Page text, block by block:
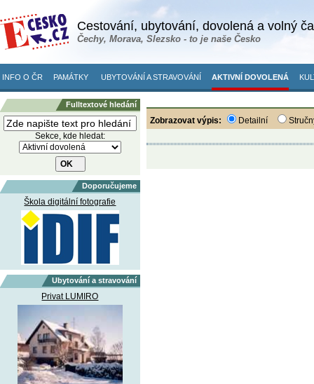
Cestování, ubytování, dovolená a volný
Čechy, Morava, Slezsko - to je naše Česko
INFO O ČR PAMÁTKY UBYTOVÁNÍ A STRAVOVÁNÍ AKTIVNÍ DOVOLENÁ
Fulltextové hledání
Sekce, kde hledat:
Doporučujeme
Škola digitální fotografie
Ubytování a stravování
Privat LUMIRO
Zobrazovat výpis: Detailní